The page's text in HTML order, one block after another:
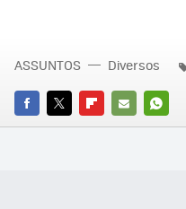
FACEBOOK
TWITTERFLIPBOARD
E-
ASSUNTOS Diversos